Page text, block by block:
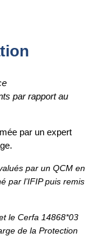
par rapport au
par un expert
par un QCM en
par l’IFIP puis remis
le Cerfa 14868*03
de la Protection